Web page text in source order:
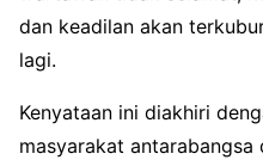
dan keadilan akan
lagi.
Kenyataan ini diakhiri
masyarakat antarabangsa